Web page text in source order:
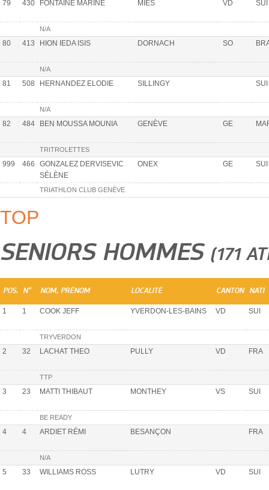
79 430 FONTAINE MARINE MIES VD SUI
N/A
80 413 HION IEDA ISIS DORNACH SO
N/A
81 508 HERNANDEZ ELODIE SILLINGY SUI
N/A
82 484 BEN MOUSSA MOUNIA GENÈVE GE
TRITROLETTES
999 466
GONZALEZ DERVISEVIC
SÉLÈNE
ONEX GE SUI
TRIATHLON CLUB GENÈVE
TOP
SENIORS HOMMES (171
POS. N° NOM, PRÉNOM LOCALITÉ CANTON NATI
1 1 COOK JEFF YVERDON-LES-BAINS VD SUI
TRYVERDON
2 32 LACHAT THEO PULLY VD FRA
TTP
3 23 MATTI THIBAUT MONTHEY VS SUI
BE READY
4 4 ARDIET RÉMI BESANÇON FRA
N/A
5 33 WILLIAMS ROSS LUTRY VD SUI